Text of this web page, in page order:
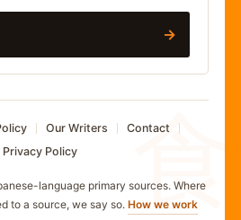
食
→
Our Writers
Contact
Privacy Policy
language primary sources. Where
to a source, we say so. How we work